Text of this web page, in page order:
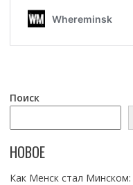
Поиск
НОВОЕ
Как Менск стал Минском: